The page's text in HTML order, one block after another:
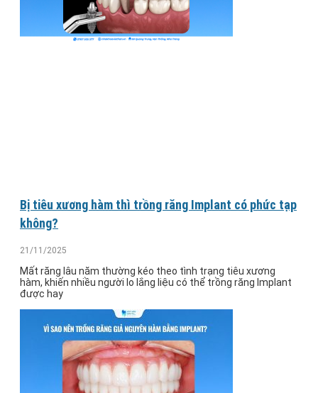
Bị tiêu xương hàm thì trồng răng Implant có phức tạp
không?
21/11/2025
Mất răng lâu năm thường kéo theo tình trạng tiêu xương
hàm, khiến nhiều người lo lắng liệu có thể trồng răng Implant
được hay